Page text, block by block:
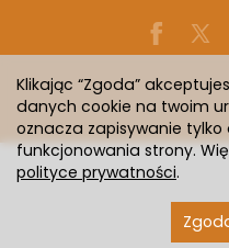
Klikając “Zgoda”
danych cookie na twoim
oznacza zapisywanie
funkcjonowania strony.
polityce prywatności.